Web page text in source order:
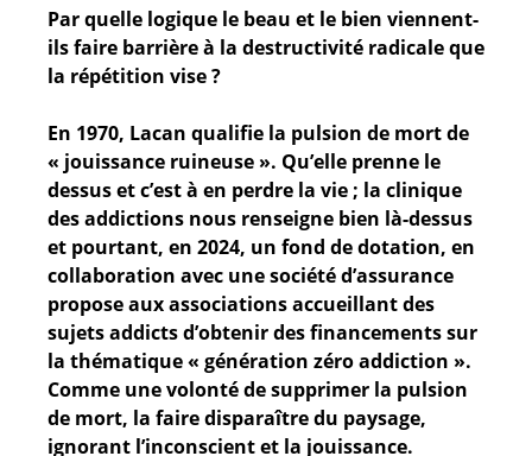
Par quelle logique le beau et le bien viennent-
ils faire barrière à la destructivité radicale que
la répétition vise ?
En 1970, Lacan qualifie la pulsion de mort de
« jouissance ruineuse ». Qu’elle prenne le
dessus et c’est à en perdre la vie ; la clinique
des addictions nous renseigne bien là-dessus
et pourtant, en 2024, un fond de dotation, en
collaboration avec une société d’assurance
propose aux associations accueillant des
sujets addicts d’obtenir des financements sur
la thématique « génération zéro addiction ».
Comme une volonté de supprimer la pulsion
de mort, la faire disparaître du paysage,
ignorant l’inconscient et la jouissance.